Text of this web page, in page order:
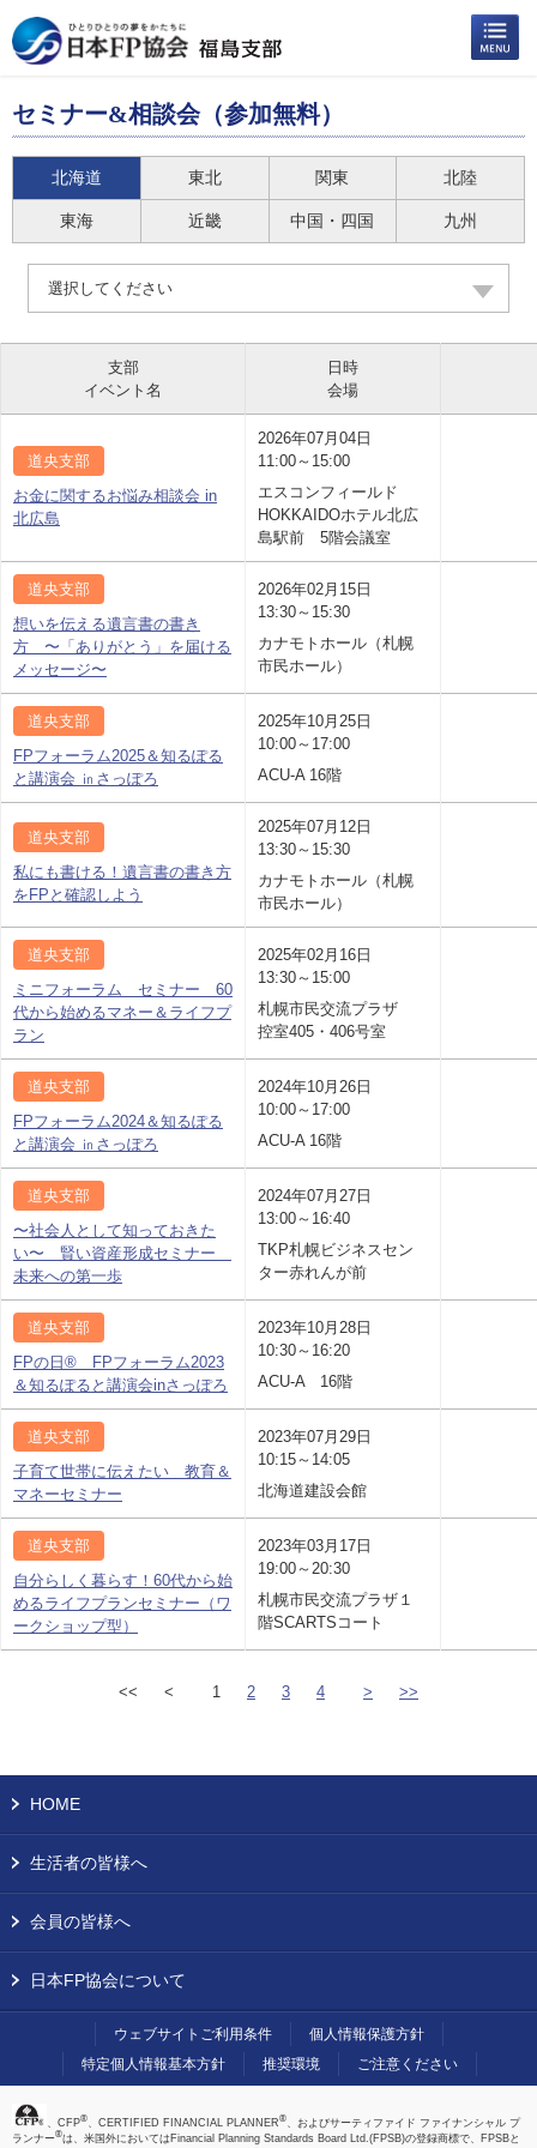
セミナー&相談会（参加無料）
北海道 東北 関東 北陸
東海 近畿 中国・四国 九州
選択してください
支部
イベント名
日時
会場
道央支部
お金に関するお悩み相談会 in
北広島
2026年07月04日
11:00～15:00
エスコンフィールド
HOKKAIDOホテル北広
島駅前 5階会議室
道央支部
想いを伝える遺言書の書き
方 〜「ありがとう」を届ける
メッセージ〜
2026年02月15日
13:30～15:30
カナモトホール（札幌
市民ホール）
道央支部
FPフォーラム2025＆知るぽる
と講演会 ㏌さっぽろ
2025年10月25日
10:00～17:00
ACU-A 16階
道央支部
私にも書ける！遺言書の書き方
をFPと確認しよう
2025年07月12日
13:30～15:30
カナモトホール（札幌
市民ホール）
道央支部
ミニフォーラム セミナー 60
代から始めるマネー＆ライフプ
ラン
2025年02月16日
13:30～15:00
札幌市民交流プラザ
控室405・406号室
道央支部
FPフォーラム2024＆知るぽる
と講演会 ㏌さっぽろ
2024年10月26日
10:00～17:00
ACU-A 16階
道央支部
〜社会人として知っておきた
い〜 賢い資産形成セミナー
未来への第一歩
2024年07月27日
13:00～16:40
TKP札幌ビジネスセン
ター赤れんが前
道央支部
FPの日® FPフォーラム2023
＆知るぽると講演会inさっぽろ
2023年10月28日
10:30～16:20
ACU-A 16階
道央支部
子育て世帯に伝えたい 教育＆
マネーセミナー
2023年07月29日
10:15～14:05
北海道建設会館
道央支部
自分らしく暮らす！60代から始
めるライフプランセミナー（ワ
ークショップ型）
2023年03月17日
19:00～20:30
札幌市民交流プラザ１
階SCARTSコート
<< < 1 2 3 4 > >>
HOME
生活者の皆様へ
会員の皆様へ
日本FP協会について
ウェブサイトご利用条件
個人情報保護方針
特定個人情報基本方針
推奨環境 ご注意ください
、CFP®、CERTIFIED FINANCIAL PLANNER®、およびサーティファイド ファイナンシャル プ
ランナー®は、米国外においてはFinancial Planning Standards Board Ltd.(FPSB)の登録商標で、FPSBと